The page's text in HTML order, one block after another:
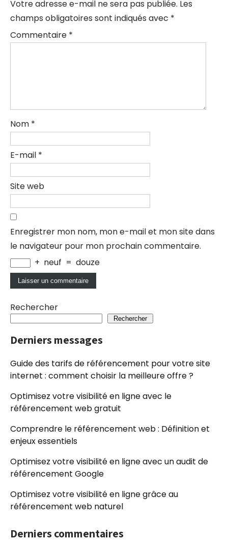
Votre adresse e-mail ne sera pas publiée. Les
champs obligatoires sont indiqués avec *
Commentaire *
Nom *
E-mail *
Site web
Enregistrer mon nom, mon e-mail et mon site dans
le navigateur pour mon prochain commentaire.
+ neuf = douze
Rechercher
Rechercher
Derniers messages
Guide des tarifs de référencement pour votre site
internet : comment choisir la meilleure offre ?
Optimisez votre visibilité en ligne avec le
référencement web gratuit
Comprendre le référencement web : Définition et
enjeux essentiels
Optimisez votre visibilité en ligne avec un audit de
référencement Google
Optimisez votre visibilité en ligne grâce au
référencement web naturel
Derniers commentaires